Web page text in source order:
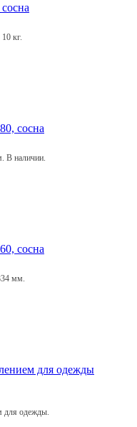
кг.
сосна
В наличии.
сосна
мм.
для одежды
для одежды.